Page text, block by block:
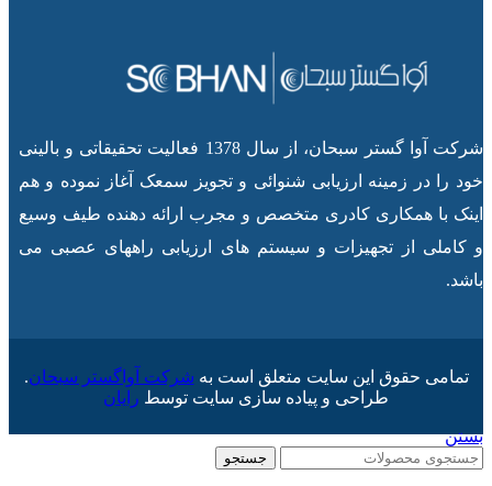
شرکت آوا گستر سبحان، از سال 1378 فعالیت تحقیقاتی و بالینی
خود را در زمینه ارزیابی شنوائی و تجویز سمعک آغاز نموده و هم
اینک با همکاری کادری متخصص و مجرب ارائه دهنده طیف وسیع
و کاملی از تجهیزات و سیستم های ارزیابی راههای عصبی می
باشد.
تمامی حقوق این سایت متعلق است به شرکت آواگستر سبحان.
طراحی و پیاده سازی سایت توسط رایان
بستن
جستجو